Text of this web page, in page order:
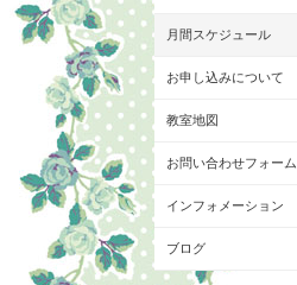
月間スケジュール
お申し込みについて
教室地図
お問い合わせフォーム
インフォメーション
ブログ